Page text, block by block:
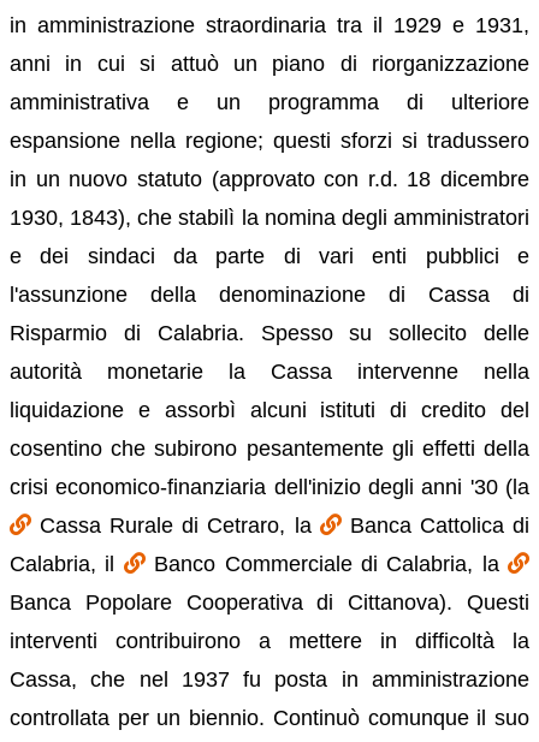
in amministrazione straordinaria tra il 1929 e 1931,
anni in cui si attuò un piano di riorganizzazione
amministrativa e un programma di ulteriore
espansione nella regione; questi sforzi si tradussero
in un nuovo statuto (approvato con r.d. 18 dicembre
1930, 1843), che stabilì la nomina degli amministratori
e dei sindaci da parte di vari enti pubblici e
l'assunzione della denominazione di Cassa di
Risparmio di Calabria. Spesso su sollecito delle
autorità monetarie la Cassa intervenne nella
liquidazione e assorbì alcuni istituti di credito del
cosentino che subirono pesantemente gli effetti della
crisi economico-finanziaria dell'inizio degli anni '30 (la
Cassa Rurale di Cetraro, la
Banca Cattolica di
Calabria, il
Banco Commerciale di Calabria, la
Banca Popolare Cooperativa di Cittanova). Questi
interventi contribuirono a mettere in difficoltà la
Cassa, che nel 1937 fu posta in amministrazione
controllata per un biennio. Continuò comunque il suo